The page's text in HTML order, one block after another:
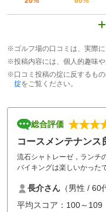
※ゴルフ場の口コミは、実際に
※投稿内容には、個人的趣味や
※口コミ投稿の掟に反するもの
掟をご覧ください。
総合評価
コースメンテナンス
流石シャトレーゼ，ランチ
バイキングは楽しいかった
ションが良かったです。
長介さん （男性 / 60
平均スコア：100～109